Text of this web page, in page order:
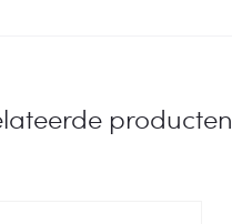
producten